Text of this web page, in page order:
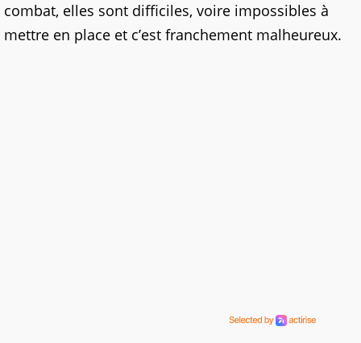
combat, elles sont difficiles, voire impossibles à
mettre en place et c’est franchement malheureux.